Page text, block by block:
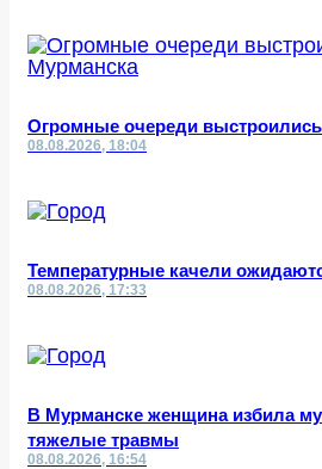
Огромные очереди
08.08.2026, 18:04
Температурные качели
08.08.2026, 17:33
В Мурманске женщина избила
тяжелые травмы
08.08.2026, 16:54